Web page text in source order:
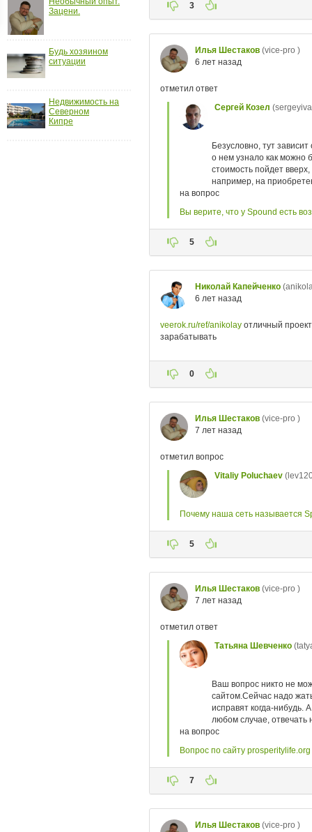
Зацени.
Будь хозяином
ситуации
Недвижимость на
Северном
Кипре